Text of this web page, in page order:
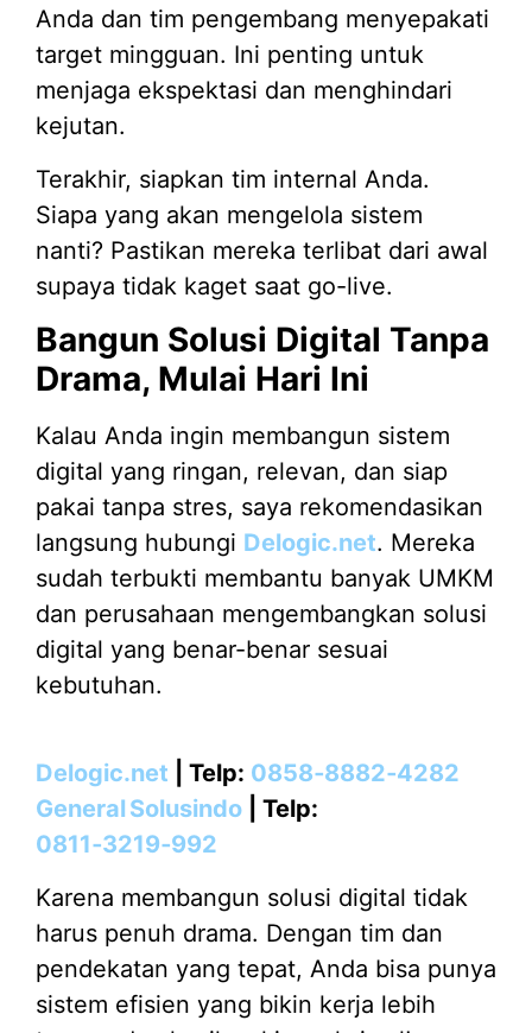
Anda dan tim pengembang menyepakati
target mingguan. Ini penting untuk
menjaga ekspektasi dan menghindari
kejutan.
Terakhir, siapkan tim internal Anda.
Siapa yang akan mengelola sistem
nanti? Pastikan mereka terlibat dari awal
supaya tidak kaget saat go-live.
Bangun Solusi Digital Tanpa
Drama, Mulai Hari Ini
Kalau Anda ingin membangun sistem
digital yang ringan, relevan, dan siap
pakai tanpa stres, saya rekomendasikan
langsung hubungi Delogic.net. Mereka
sudah terbukti membantu banyak UMKM
dan perusahaan mengembangkan solusi
digital yang benar-benar sesuai
kebutuhan.
Delogic.net | Telp: 0858‑8882‑4282
General Solusindo | Telp:
0811‑3219‑992
Karena membangun solusi digital tidak
harus penuh drama. Dengan tim dan
pendekatan yang tepat, Anda bisa punya
sistem efisien yang bikin kerja lebih